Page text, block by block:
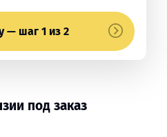
— шаг 1 из 2
под заказ